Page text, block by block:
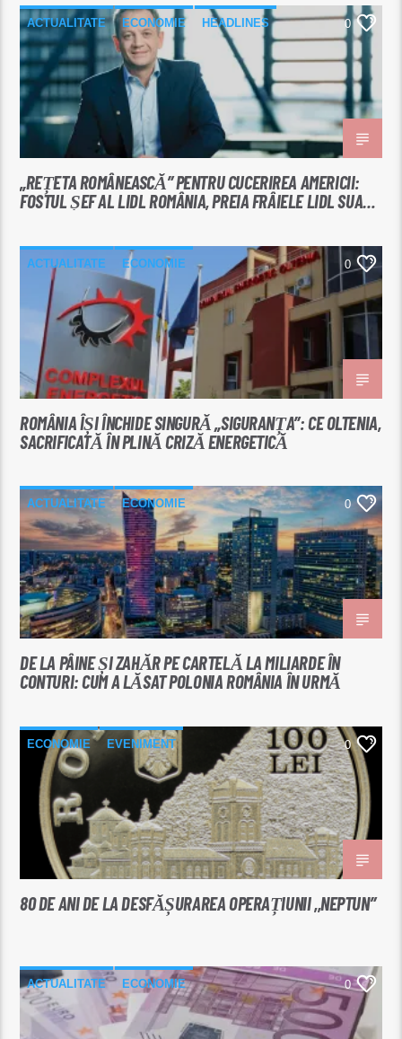
ACTUALITATE ECONOMIE HEADLINES 0
„REȚETA ROMÂNEASCĂ” PENTRU CUCERIREA AMERICII:
FOSTUL ȘEF AL LIDL ROMÂNIA, PREIA FRÂIELE LIDL SUA
ACTUALITATE ECONOMIE 0
ROMÂNIA ÎȘI ÎNCHIDE SINGURĂ „SIGURANȚA”: CE OLTENIA,
SACRIFICATĂ ÎN PLINĂ CRIZĂ ENERGETICĂ
ACTUALITATE ECONOMIE 0
DE LA PÂINE ȘI ZAHĂR PE CARTELĂ LA MILIARDE ÎN
CONTURI: CUM A LĂSAT POLONIA ROMÂNIA ÎN URMĂ
ECONOMIE EVENIMENT 0
80 DE ANI DE LA DESFĂȘURAREA OPERAȚIUNII ,,NEPTUN”
ACTUALITATE ECONOMIE 0